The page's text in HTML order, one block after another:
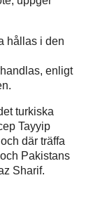
hållas i den
enligt
turkiska
Tayyip
där träffa
Pakistans
Sharif.